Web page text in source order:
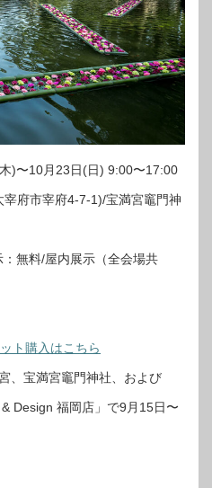
)〜10月23日(日) 9:00〜17:00
府市宰府4-7-1)/宝満宮竈門神
無料/屋内展示（全会場共
ト購入はこちら
、宝満宮竈門神社、および
Design 福岡店」で9月15日〜